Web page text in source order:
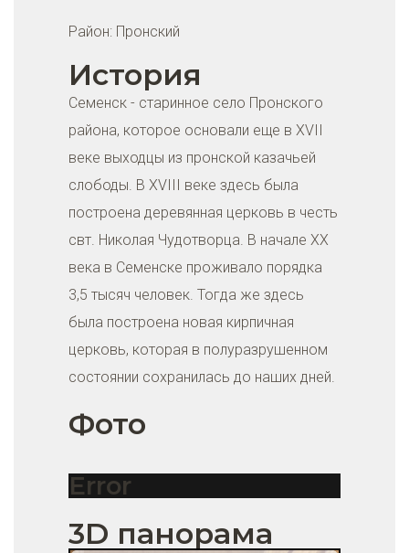
Район: Пронский
История
Семенск - старинное село Пронского
района, которое основали еще в XVII
веке выходцы из пронской казачьей
слободы. В XVIII веке здесь была
построена деревянная церковь в честь
свт. Николая Чудотворца. В начале XX
века в Семенске проживало порядка
3,5 тысяч человек. Тогда же здесь
была построена новая кирпичная
церковь, которая в полуразрушенном
состоянии сохранилась до наших дней.
Фото
Error
3D панорама